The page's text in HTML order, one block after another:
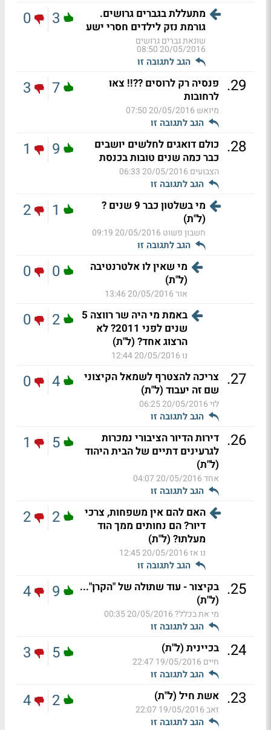
מתעללת בגברים גרושים.
גורמת נזק לילדים חסרי ישע
שונאת גברים גרושים
20/05/2016 08:50
הגב לתגובה זו
3
0
29
. פנסיה רק לרוסים ??!! צאו
לרחובות
מיואש 20/05/2016 07:50
הגב לתגובה זו
7
3
28
. כולם דואגים לחלשים יושבים
כבר כמה שנים טובות בכנסת
הצבועים 20/05/2016 06:33
הגב לתגובה זו
9
1
מי בשלטון כבר 9 שנים ?
(ל"ת)
חשבון פשוט 20/05/2016 09:19
הגב לתגובה זו
1
2
מי שאין לו אלטרנטיבה
(ל"ת)
אור20/05/2016 13:46
0
0
באמת מי היה שר רווצה 5
שנים לפני 2011? לא
הרצוג אחד? (ל"ת)
נו20/05/2016 12:44
2
0
27
. צריכה להצטרף לשמאל הקיצוני
שם זה יעבוד (ל"ת)
לוי20/05/2016 06:25
הגב לתגובה זו
4
0
26
. דירות הדיור הציבורי נמכרות
לגרעינים דתיים של הבית היהוד
(ל"ת)
אחד20/05/2016 04:07
הגב לתגובה זו
5
1
האם להם אין משפחות, צרכי
דיור? הם נחותים ממך הוד
מעלתו? (ל"ת)
נו אז20/05/2016 12:45
הגב לתגובה זו
2
2
25
. בקיצור - עוד שתולה של "הקרן"...
(ל"ת)
מי את בכלל?20/05/2016 00:35
הגב לתגובה זו
9
4
24
. בכיינית (ל"ת)
חיים 19/05/2016 22:47
הגב לתגובה זו
5
3
23
. אשת חיל (ל"ת)
זאב19/05/2016 22:07
הגב לתגובה זו
2
4